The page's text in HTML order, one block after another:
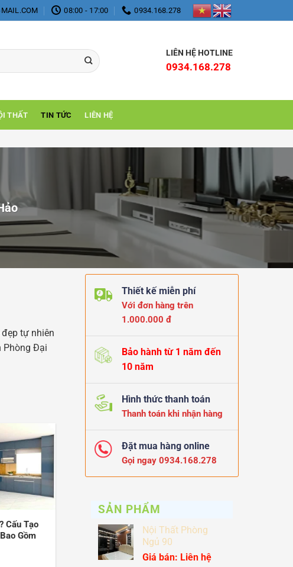
08:00 - 17:00 0934.168.278
LIÊN HỆ HOTLINE
0934.168.278
THẤT TIN TỨC LIÊN HỆ
tự nhiên
Phòng Đại
Cấu Tạo
Gồm
Thiết kế miễn phí
Với đơn hàng trên
1.000.000 đ
Bảo hành từ 1 năm đến
10 năm
Hình thức thanh toán
Thanh toán khi nhận hàng
Đặt mua hàng online
Gọi ngay 0934.168.278
SẢN PHẨM
Nội Thất Phòng
Ngủ 90
Giá bán: Liên hệ